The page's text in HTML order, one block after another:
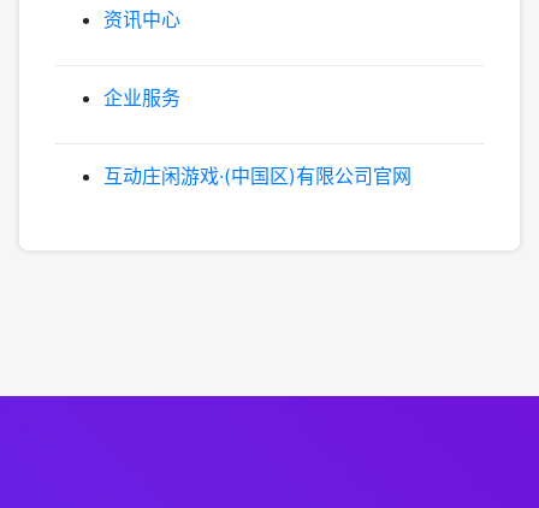
资讯中心
企业服务
互动庄闲游戏·(中国区)有限公司官网